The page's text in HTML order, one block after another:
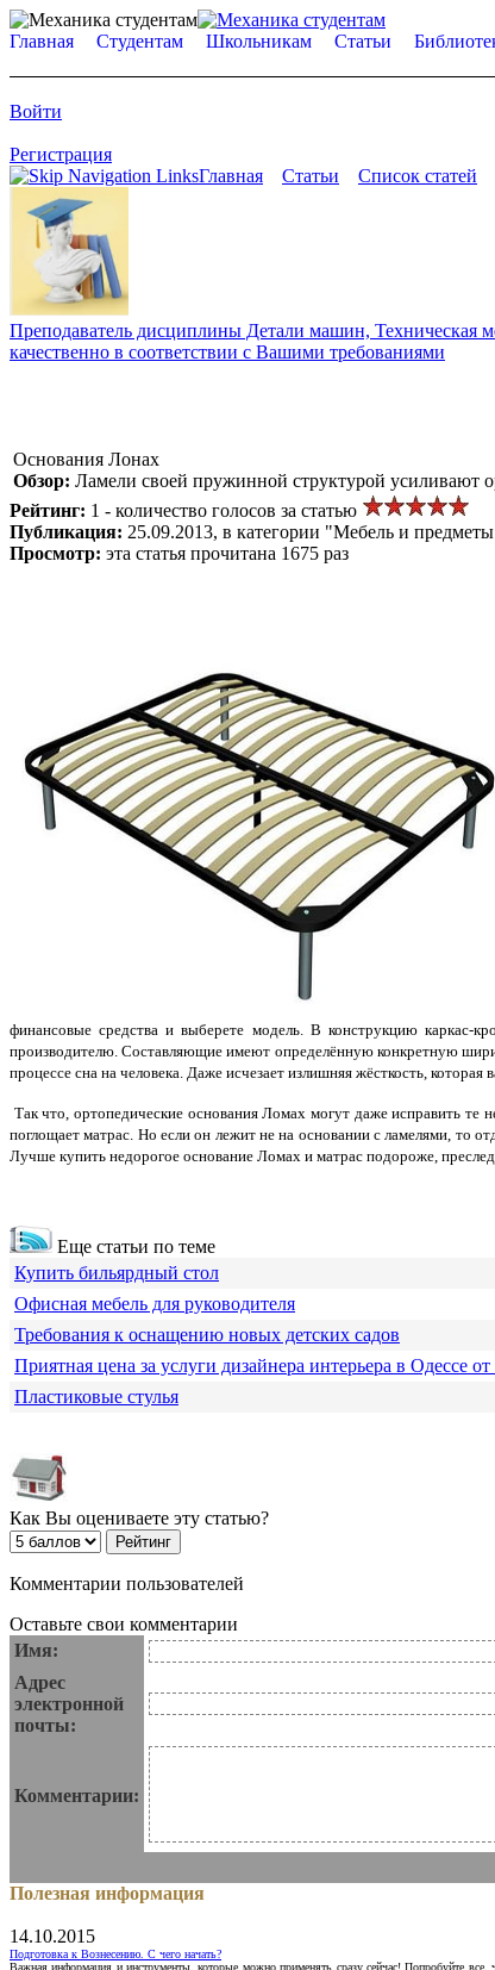
Главная Студентам Школьникам Статьи
Войти
Регистрация
Главная
Статьи Список статей
Преподаватель дисциплины Детали машин, Техническая
качественно в соответствии с Вашими требованиями
Основания Лонах
Обзор: Ламели своей пружинной структурой усиливают
Рейтинг: 1 - количество голосов за статью
Публикация: 25.09.2013, в категории "Мебель и
Просмотр: эта статья прочитана 1675 раз
финансовые средства и выберете модель. В конструкцию каркас-
производителю. Составляющие имеют определённую конкретную
процессе сна на человека. Даже исчезает излишняя жёсткость,
Так что, ортопедические основания Ломах могут даже исправить те
поглощает матрас. Но если он лежит не на основании с ламелями, то
Лучше купить недорогое основание Ломах и матрас подороже,
Еще статьи по теме
Купить бильярдный стол
Офисная мебель для руководителя
Требования к оснащению новых детских садов
Приятная цена за услуги дизайнера интерьера в Одессе
Пластиковые стулья
Как Вы оцениваете эту статью?
Комментарии пользователей
Оставьте свои комментарии
Имя:
Адрес
электронной
почты:
Комментарии:
Полезная информация
14.10.2015
Подготовка к Вознесению. С чего начать?
Важная информация и инструменты, которые можно применять сразу сейчас! Попробуйте все,